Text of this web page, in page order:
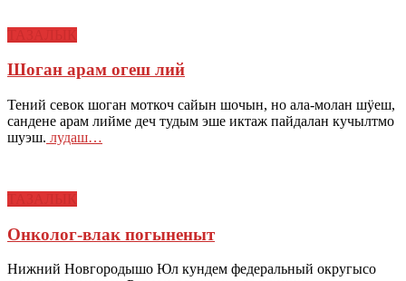
Шоган арам огеш лий
Тений севок шоган моткоч сайын шочын, но ала-молан шӱеш,
сандене арам лийме деч тудым эше иктаж пайдалан кучылтмо
шуэш. лудаш…
Онколог-влак погыненыт
Нижний Новгородышо Юл кундем федеральный округысо